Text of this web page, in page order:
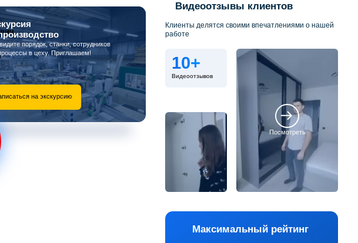
порядок, станки, сотрудников
в цеху. Приглашаем!
на экскурсию
Видеоотзывы клиентов
Клиенты делятся своими впечатлениями о нашей
работе
10+
Видеоотзывов
Посмотреть
Максимальный рейтинг